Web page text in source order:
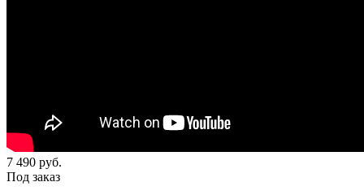
7 490 руб.
Под заказ